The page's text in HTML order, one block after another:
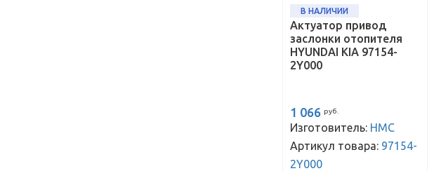
В НАЛИЧИИ
Актуатор привод
заслонки отопителя
HYUNDAI KIA 97154-
2Y000
1 066 руб.
Изготовитель: HMC
Артикул товара: 97154-
2Y000